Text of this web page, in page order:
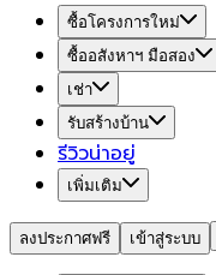
ซื้อโครงการใหม่
ซื้ออสังหาฯ มือสอง
เช่า
รับสร้างบ้าน
รีวิวน่าอยู่
เพิ่มเติม
ลงประกาศฟรี เข้าสู่ระบบ